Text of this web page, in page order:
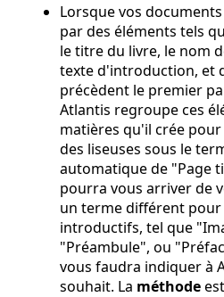
Lorsque vos
par des éléments tels
le titre du livre, le nom
texte d'introduction, et
précèdent le premier
Atlantis regroupe ces
matières qu'il crée
des liseuses sous le
automatique de "Page
pourra vous arriver de
un terme différent
introductifs, tel que
"Préambule", ou
vous faudra indiquer à
souhait. La méthode